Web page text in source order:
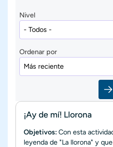
Nivel
Ordenar por
¡Ay de mí! Llorona
Objetivos: Con esta
leyenda de "La llorona" y